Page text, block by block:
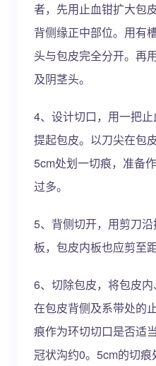
者，先用止血钳扩大包
背侧缘正中部位。用有
头与包皮完全分开。再
及阴茎头。
4、设计切口，用一把
提起包皮。以刀尖在包
5cm处划一切痕，准备
过多。
5、背侧切开，用剪刀
板，包皮内板也应剪至
6、切除包皮，将包皮
在包皮背侧及系带处的
痕作为环切切口是否适
冠状沟约0。5cm的切